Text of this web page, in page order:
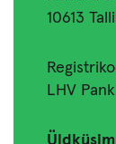
10613
LHV